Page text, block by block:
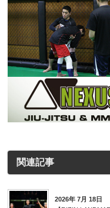
関連記事
2026年 7月 18日